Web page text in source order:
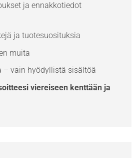
ja ennakkotiedot
ja tuotesuosituksia
muita
– vain hyödyllistä sisältöä
viereiseen kenttään ja